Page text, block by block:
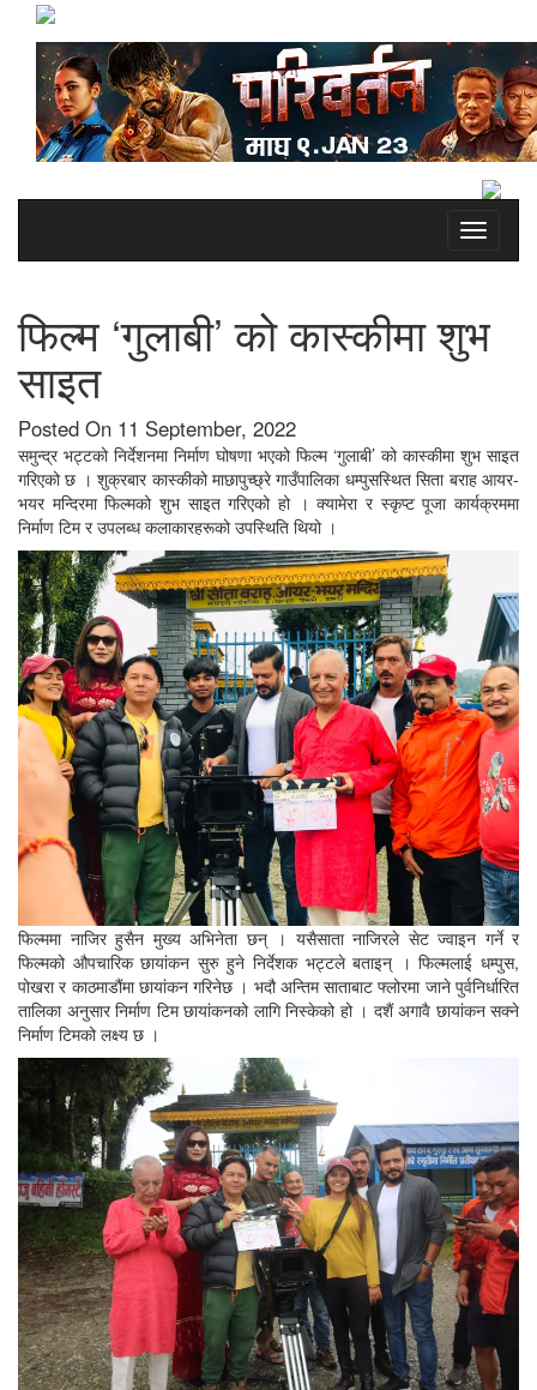
Toggle
फिल्म ‘गुलाबी’ को कास्कीमा शुभ
साइत
Posted On 11 September, 2022
समुन्द्र भट्टको निर्देशनमा निर्माण घोषणा भएको फिल्म ‘गुलाबी’ को कास्कीमा शुभ साइत
गरिएको छ । शुक्रबार कास्कीको माछापुच्छ्रे गाउँपालिका धम्पुसस्थित सिता बराह आयर-
भयर मन्दिरमा फिल्मको शुभ साइत गरिएको हो । क्यामेरा र स्कृप्ट पूजा कार्यक्रममा
निर्माण टिम र उपलब्ध कलाकारहरूको उपस्थिति थियो ।
फिल्ममा नाजिर हुसैन मुख्य अभिनेता छन् । यसैसाता नाजिरले सेट ज्वाइन गर्ने र
फिल्मको औपचारिक छायांकन सुरु हुने निर्देशक भट्टले बताइन् । फिल्मलाई धम्पुस,
पोखरा र काठमाडौंमा छायांकन गरिनेछ । भदौ अन्तिम साताबाट फ्लोरमा जाने पुर्वनिर्धारित
तालिका अनुसार निर्माण टिम छायांकनको लागि निस्केको हो । दशैं अगावै छायांकन सक्ने
निर्माण टिमको लक्ष्य छ ।